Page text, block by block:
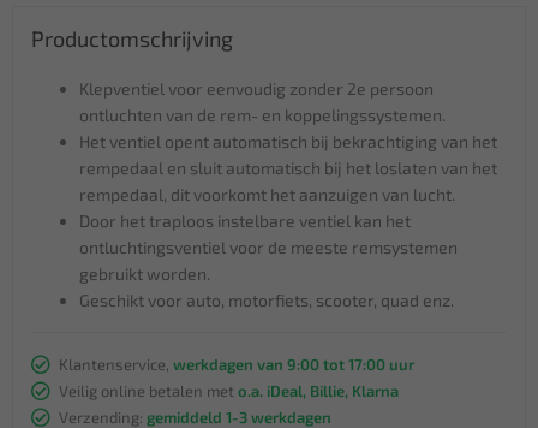
Productomschrijving
Klepventiel voor eenvoudig zonder 2e persoon
ontluchten van de rem- en koppelingssystemen.
Het ventiel opent automatisch bij bekrachtiging van het
rempedaal en sluit automatisch bij het loslaten van het
rempedaal, dit voorkomt het aanzuigen van lucht.
Door het traploos instelbare ventiel kan het
ontluchtingsventiel voor de meeste remsystemen
gebruikt worden.
Geschikt voor auto, motorfiets, scooter, quad enz.
Klantenservice, werkdagen van 9:00 tot 17:00 uur
Veilig online betalen met o.a. iDeal, Billie, Klarna
Verzending: gemiddeld 1-3 werkdagen